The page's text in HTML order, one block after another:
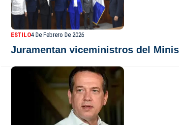
ESTILO4 De Febrero De 2026
Juramentan viceministros del